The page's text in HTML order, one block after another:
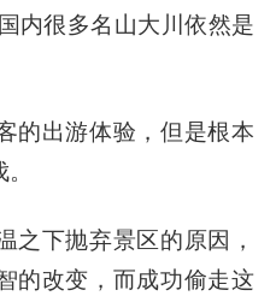
内很多名山大川依然是
的出游体验，但是根本
之下抛弃景区的原因，
的改变，而成功偷走这